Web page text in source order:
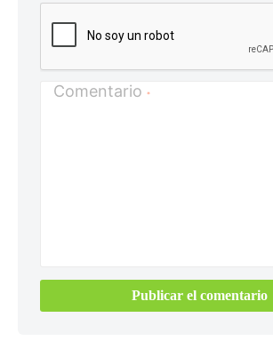
Comentario *